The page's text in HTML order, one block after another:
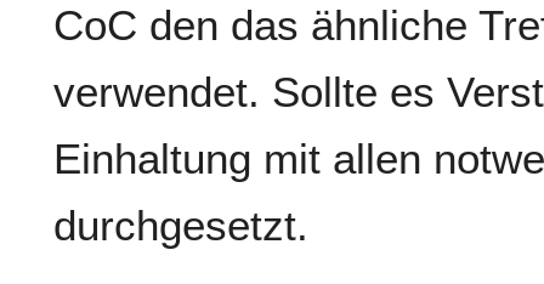
CoC den das ähnliche
verwendet. Sollte es
Einhaltung mit allen
durchgesetzt.